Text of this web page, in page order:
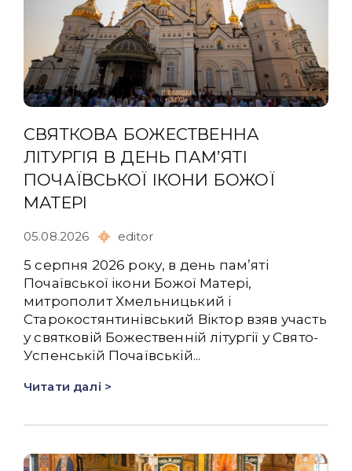
СВЯТКОВА БОЖЕСТВЕННА
ЛІТУРГІЯ В ДЕНЬ ПАМʼЯТІ
ПОЧАЇВСЬКОЇ ІКОНИ БОЖОЇ
МАТЕРІ
05.08.2026 editor
5 серпня 2026 року, в день памʼяті
Почаївської ікони Божої Матері,
митрополит Хмельницький і
Старокостянтинівський Віктор взяв участь
у святковій Божественній літургії у Свято-
Успенській Почаївській...
Читати далі >